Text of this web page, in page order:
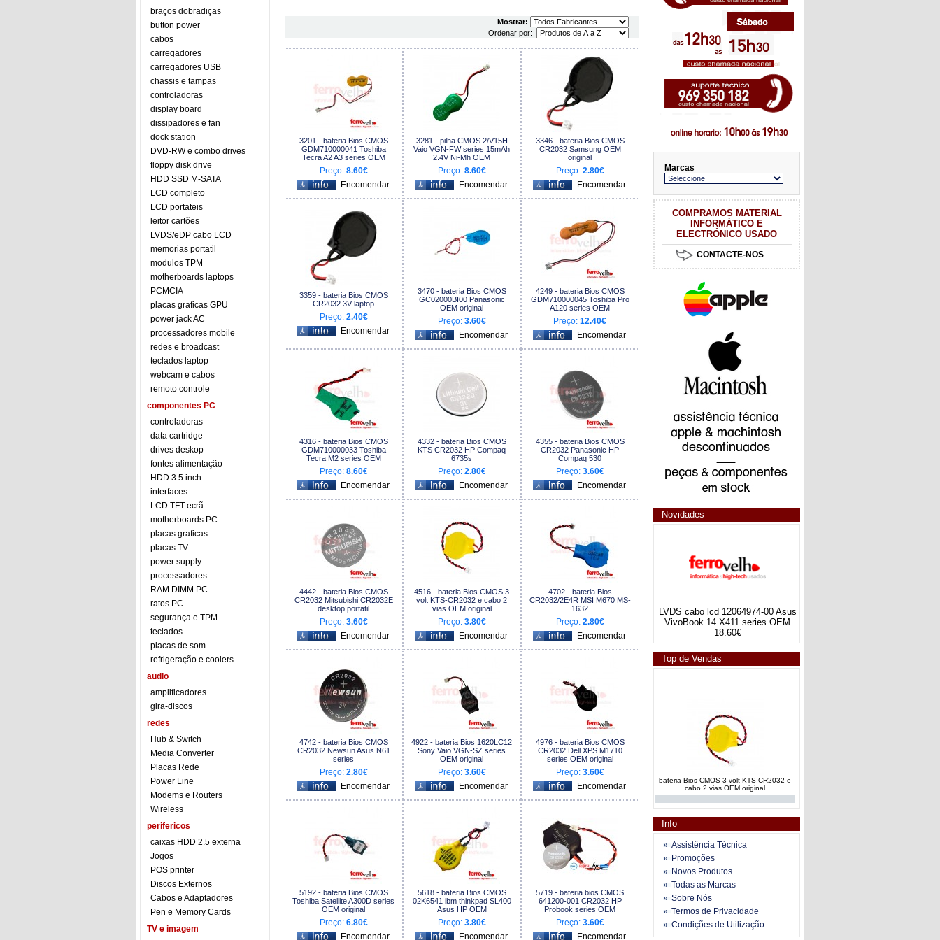
braços dobradiças
button power
cabos
carregadores
carregadores USB
chassis e tampas
controladoras
display board
dissipadores e fan
dock station
DVD-RW e combo drives
floppy disk drive
HDD SSD M-SATA
LCD completo
LCD portateis
leitor cartões
LVDS/eDP cabo LCD
memorias portatil
modulos TPM
motherboards laptops
PCMCIA
placas graficas GPU
power jack AC
processadores mobile
redes e broadcast
teclados laptop
webcam e cabos
remoto controle
componentes PC
controladoras
data cartridge
drives deskop
fontes alimentação
HDD 3.5 inch
interfaces
LCD TFT ecrã
motherboards PC
placas graficas
placas TV
power supply
processadores
RAM DIMM PC
ratos PC
segurança e TPM
teclados
placas de som
refrigeração e coolers
audio
amplificadores
gira-discos
redes
Hub & Switch
Media Converter
Placas Rede
Power Line
Modems e Routers
Wireless
perifericos
caixas HDD 2.5 externa
Jogos
POS printer
Discos Externos
Cabos e Adaptadores
Pen e Memory Cards
TV e imagem
Mostrar:
Ordenar por:
3201 - bateria Bios CMOS
GDM710000041 Toshiba
Tecra A2 A3 series OEM
Preço: 8.60€
3281 - pilha CMOS 2/V15H
Vaio VGN-FW series 15mAh
2.4V Ni-Mh OEM
Preço: 8.60€
3346 - bateria Bios CMOS
CR2032 Samsung OEM
original
Preço: 2.80€
3359 - bateria Bios CMOS
CR2032 3V laptop
Preço: 2.40€
3470 - bateria Bios CMOS
GC02000BI00 Panasonic
OEM original
Preço: 3.60€
4249 - bateria Bios CMOS
GDM710000045 Toshiba Pro
A120 series OEM
Preço: 12.40€
4316 - bateria Bios CMOS
GDM710000033 Toshiba
Tecra M2 series OEM
Preço: 8.60€
4332 - bateria Bios CMOS
KTS CR2032 HP Compaq
6735s
Preço: 2.80€
4355 - bateria Bios CMOS
CR2032 Panasonic HP
Compaq 530
Preço: 3.60€
4442 - bateria Bios CMOS
CR2032 Mitsubishi CR2032E
desktop portatil
Preço: 3.60€
4516 - bateria Bios CMOS 3
volt KTS-CR2032 e cabo 2
vias OEM original
Preço: 3.80€
4702 - bateria Bios
CR2032/2E4R MSI M670 MS-
1632
Preço: 2.80€
4742 - bateria Bios CMOS
CR2032 Newsun Asus N61
series
Preço: 2.80€
4922 - bateria Bios 1620LC12
Sony Vaio VGN-SZ series
OEM original
Preço: 3.60€
4976 - bateria Bios CMOS
CR2032 Dell XPS M1710
series OEM original
Preço: 3.60€
5192 - bateria Bios CMOS
Toshiba Satellite A300D series
OEM original
Preço: 6.80€
5618 - bateria Bios CMOS
02K6541 ibm thinkpad SL400
Asus HP OEM
Preço: 3.80€
5719 - bateria bios CMOS
641200-001 CR2032 HP
Probook series OEM
Preço: 3.60€
Marcas
COMPRAMOS MATERIAL
INFORMÁTICO E
ELECTRÓNICO USADO
CONTACTE-NOS
Novidades
LVDS cabo lcd 12064974-00 Asus
VivoBook 14 X411 series OEM
18.60€
Top de Vendas
cabo 2 vias OEM original
bateria Bios CMOS CR2032 Mitsubishi
CR2032E desktop portatil
Info
Assistência Técnica
Promoções
Novos Produtos
Todas as Marcas
Sobre Nós
Termos de Privacidade
Condições de Utilização